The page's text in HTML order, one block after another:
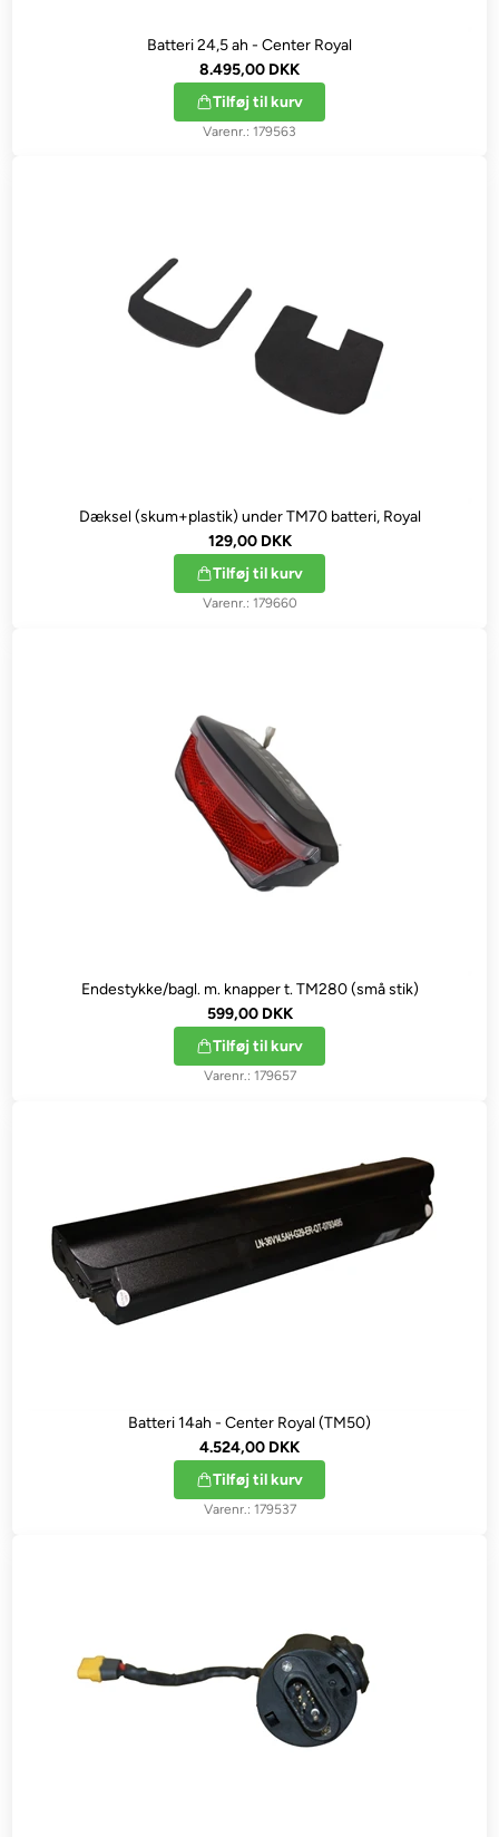
Batteri 24,5 ah - Center Royal
8.495,00 DKK
Tilføj til kurv
179563
Dæksel (skum+plastik) under TM70 batteri, Royal
129,00 DKK
Tilføj til kurv
179660
Endestykke/bagl. m. knapper t. TM280 (små stik)
599,00 DKK
Tilføj til kurv
179657
Batteri 14ah - Center Royal (TM50)
4.524,00 DKK
Tilføj til kurv
179537